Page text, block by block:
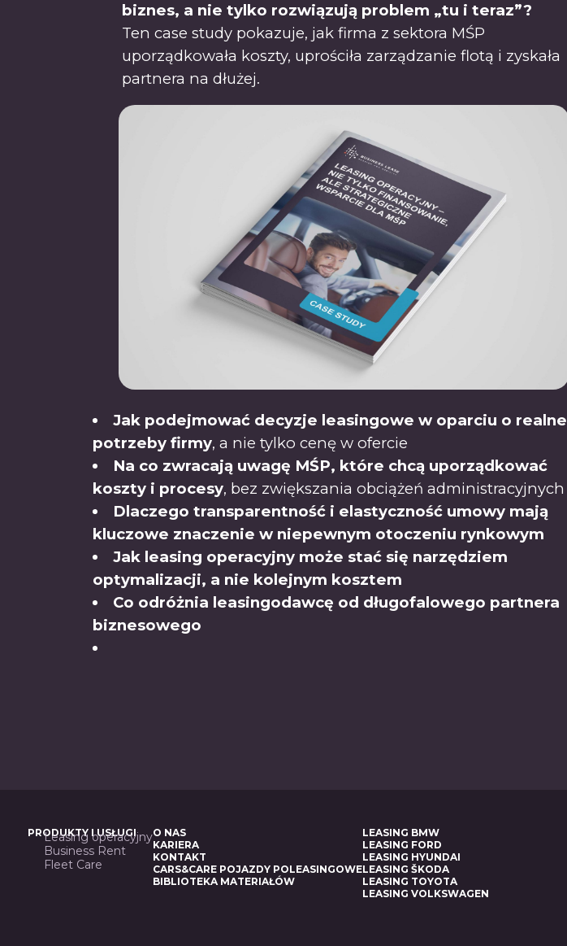
biznes, a nie tylko rozwiązują problem „tu i teraz”?
Ten case study pokazuje, jak firma z sektora MŚP
uporządkowała koszty, uprościła zarządzanie flotą i zyskała
partnera na dłużej.
Jak podejmować decyzje leasingowe w oparciu o realne
potrzeby firmy, a nie tylko cenę w ofercie
Na co zwracają uwagę MŚP, które chcą uporządkować
koszty i procesy, bez zwiększania obciążeń administracyjnych
Dlaczego transparentność i elastyczność umowy mają
kluczowe znaczenie w niepewnym otoczeniu rynkowym
Jak leasing operacyjny może stać się narzędziem
optymalizacji, a nie kolejnym kosztem
Co odróżnia leasingodawcę od długofalowego partnera
biznesowego
PRODUKTY I USŁUGI
Leasing operacyjny
Business Rent
Fleet Care
O NAS
KARIERA
KONTAKT
CARS&CARE POJAZDY POLEASINGOWE
BIBLIOTEKA MATERIAŁÓW
LEASING BMW
LEASING FORD
LEASING HYUNDAI
LEASING ŠKODA
LEASING TOYOTA
LEASING VOLKSWAGEN